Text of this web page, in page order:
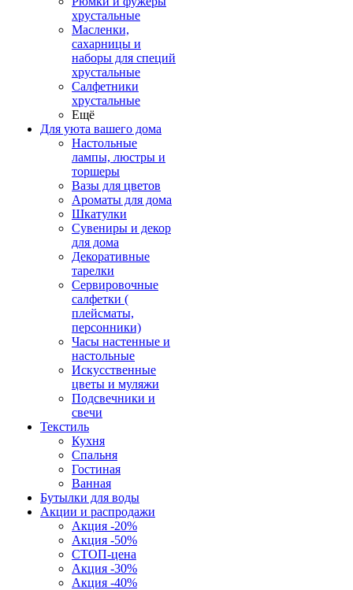
хрустальные
Масленки,
сахарницы и
наборы для специй
хрустальные
Салфетники
хрустальные
Ещё
Для уюта вашего дома
Настольные
лампы, люстры и
торшеры
Вазы для цветов
Ароматы для дома
Шкатулки
Сувениры и декор
для дома
Декоративные
тарелки
Сервировочные
салфетки (
плейсматы,
персонники)
Часы настенные и
настольные
Искусственные
цветы и муляжи
Подсвечники и
свечи
Текстиль
Кухня
Спальня
Гостиная
Ванная
Бутылки для воды
Акции и распродажи
Акция -20%
Акция -50%
СТОП-цена
Акция -30%
Акция -40%